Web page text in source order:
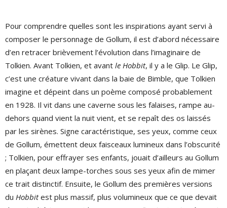
Pour comprendre quelles sont les inspirations ayant servi à
composer le personnage de Gollum, il est d’abord nécessaire
d’en retracer brièvement l’évolution dans l’imaginaire de
Tolkien. Avant Tolkien, et avant le Hobbit, il y a le Glip. Le Glip,
c’est une créature vivant dans la baie de Bimble, que Tolkien
imagine et dépeint dans un poème composé probablement
en 1928. Il vit dans une caverne sous les falaises, rampe au-
dehors quand vient la nuit vient, et se repaît des os laissés
par les sirènes. Signe caractéristique, ses yeux, comme ceux
de Gollum, émettent deux faisceaux lumineux dans l’obscurité
; Tolkien, pour effrayer ses enfants, jouait d’ailleurs au Gollum
en plaçant deux lampe-torches sous ses yeux afin de mimer
ce trait distinctif. Ensuite, le Gollum des premières versions
du Hobbitest plus massif, plus volumineux que ce que devait